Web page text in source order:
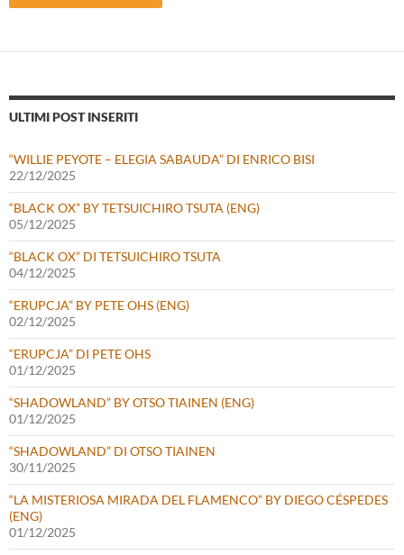
ULTIMI POST INSERITI
“WILLIE PEYOTE – ELEGIA SABAUDA” DI ENRICO BISI
22/12/2025
“BLACK OX” BY TETSUICHIRO TSUTA (ENG)
05/12/2025
“BLACK OX” DI TETSUICHIRO TSUTA
04/12/2025
“ERUPCJA” BY PETE OHS (ENG)
02/12/2025
“ERUPCJA” DI PETE OHS
01/12/2025
“SHADOWLAND” BY OTSO TIAINEN (ENG)
01/12/2025
“SHADOWLAND” DI OTSO TIAINEN
30/11/2025
“LA MISTERIOSA MIRADA DEL FLAMENCO” BY DIEGO CÉSPEDES
(ENG)
01/12/2025